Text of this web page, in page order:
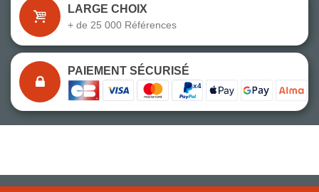
LARGE CHOIX
+ de 25 000 Références
PAIEMENT SÉCURISÉ